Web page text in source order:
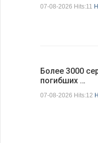
07-08-2026 Hits:11
Более 3000
погибших …
07-08-2026 Hits:12